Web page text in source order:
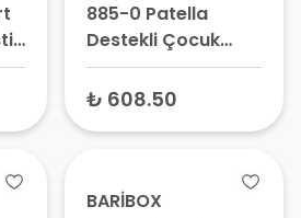
885-0 Patella
Destekli Çocuk
Dizlik XSmall –
Pediatrik Diz Ateli,
₺ 608.50
BARİBOX